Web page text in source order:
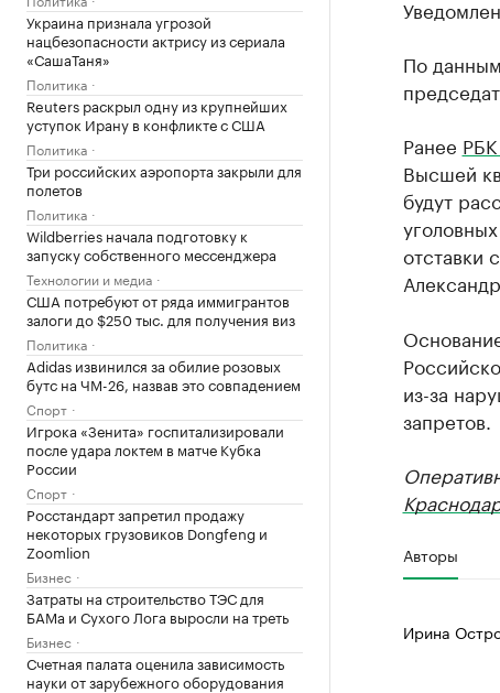
Украина признала угрозой
нацбезопасности актрису из сериала
«СашаТаня»
Политика
Reuters раскрыл одну из крупнейших
уступок Ирану в конфликте с США
Политика
Три российских аэропорта закрыли для
полетов
Политика
Wildberries начала подготовку к
запуску собственного мессенджера
Технологии и медиа
США потребуют от ряда иммигрантов
залоги до $250 тыс. для получения виз
Политика
Adidas извинился за обилие розовых
бутс на ЧМ-26, назвав это совпадением
Спорт
Игрока «Зенита» госпитализировали
после удара локтем в матче Кубка
России
Спорт
Росстандарт запретил продажу
некоторых грузовиков Dongfeng и
Zoomlion
Бизнес
Затраты на строительство ТЭС для
БАМа и Сухого Лога выросли на треть
Бизнес
Счетная палата оценила зависимость
науки от зарубежного оборудования
По
Ранее
Высшей
будут
отставки
из-за
запретов.
Авторы
Ирина